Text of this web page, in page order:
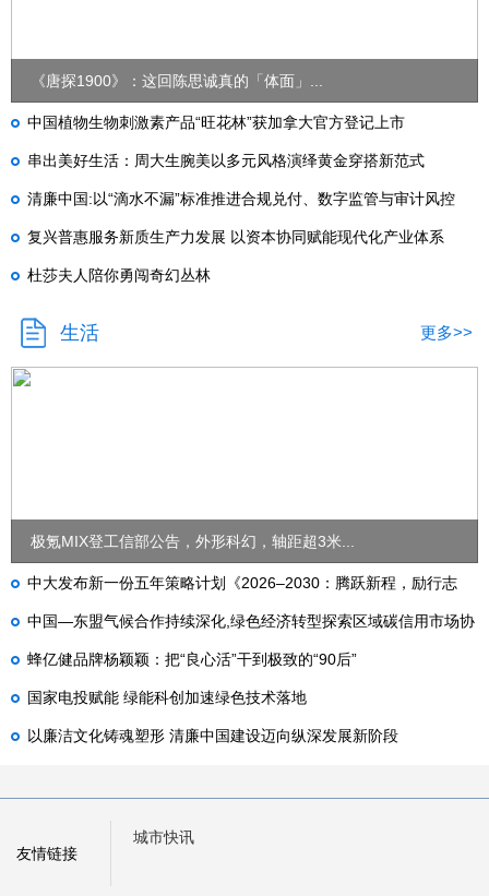
《唐探1900》：这回陈思诚真的「体面」...
中国植物生物刺激素产品“旺花林”获加拿大官方登记上市
串出美好生活：周大生腕美以多元风格演绎黄金穿搭新范式
清廉中国:以“滴水不漏”标准推进合规兑付、数字监管与审计风控
复兴普惠服务新质生产力发展 以资本协同赋能现代化产业体系
杜莎夫人陪你勇闯奇幻丛林
生活 更多>>
极氪MIX登工信部公告，外形科幻，轴距超3米...
中大发布新一份五年策略计划《2026‒2030：腾跃新程，励行志
远》
中国—东盟气候合作持续深化,绿色经济转型探索区域碳信用市场协
同新路径
蜂亿健品牌杨颖颖：把“良心活”干到极致的“90后”
国家电投赋能 绿能科创加速绿色技术落地
以廉洁文化铸魂塑形 清廉中国建设迈向纵深发展新阶段
友情链接
城市快讯